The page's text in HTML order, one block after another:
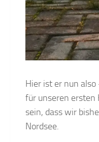
Hier ist er nun
für unseren ersten
sein, dass wir
Nordsee.